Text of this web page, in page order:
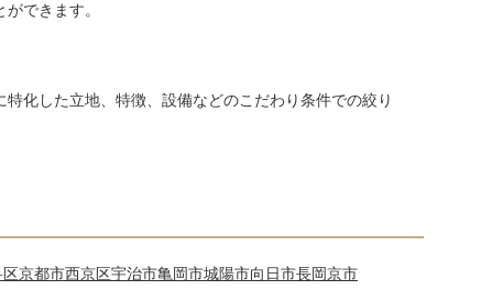
できます。
化した立地、特徴、設備などのこだわり条件での絞り
区京都市西京区宇治市亀岡市城陽市向日市長岡京市